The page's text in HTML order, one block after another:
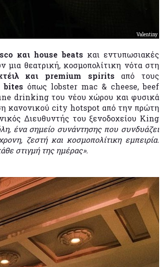
Valentiny
και house beats και εντυπωσιακές
μια θεατρική, κοσμοπολίτικη νότα στη
και premium spirits από τους
bites όπως lobster mac & cheese, beef
drinking του νέου χώρου και φυσικά
κανονικού city hotspot από την πρώτη
Διευθυντής του ξενοδοχείου King
ένα σημείο συνάντησης που συνδυάζει
ζεστή και κοσμοπολίτικη εμπειρία.
στιγμή της ημέρας».